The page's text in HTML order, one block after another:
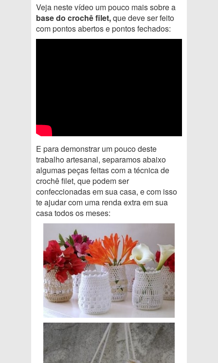
Veja neste vídeo um pouco mais sobre a
base do crochê filet,que deve ser feito
com pontos abertos e pontos fechados:
E para demonstrar um pouco deste
trabalho artesanal, separamos abaixo
algumas peças feitas com a técnica de
crochê filet, que podem ser
confeccionadas em sua casa, e com isso
te ajudar com uma renda extra em sua
casa todos os meses: